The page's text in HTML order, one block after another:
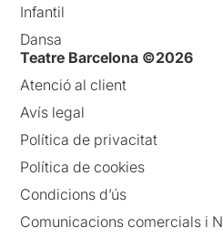
Infantil
Dansa
Teatre Barcelona ©2026
Atenció al client
Avís legal
Política de privacitat
Política de cookies
Condicions d’ús
Comunicacions comercials i